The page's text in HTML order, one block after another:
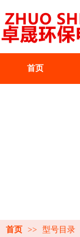
首页
首页 >> 型号目录